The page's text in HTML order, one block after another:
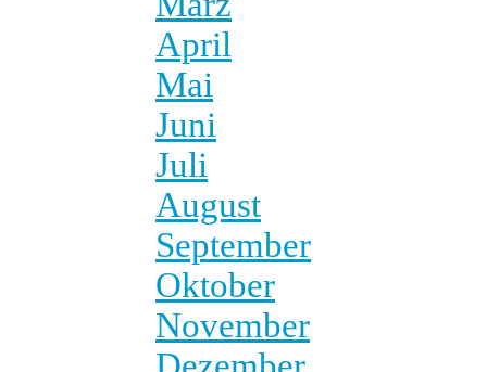
April
Mai
Juni
Juli
August
September
Oktober
November